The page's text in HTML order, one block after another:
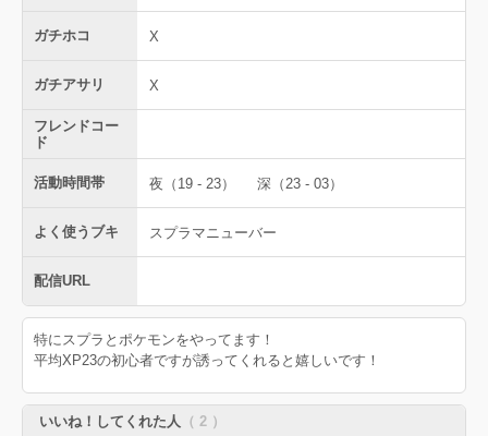
ガチホコ X
ガチアサリ X
フレンドコー
ド
活動時間帯 夜（19 - 23） 深（23 - 03）
よく使うブキ スプラマニューバー
配信URL
特にスプラとポケモンをやってます！
平均XP23の初心者ですが誘ってくれると嬉しいです！
いいね！してくれた人 （ 2 ）